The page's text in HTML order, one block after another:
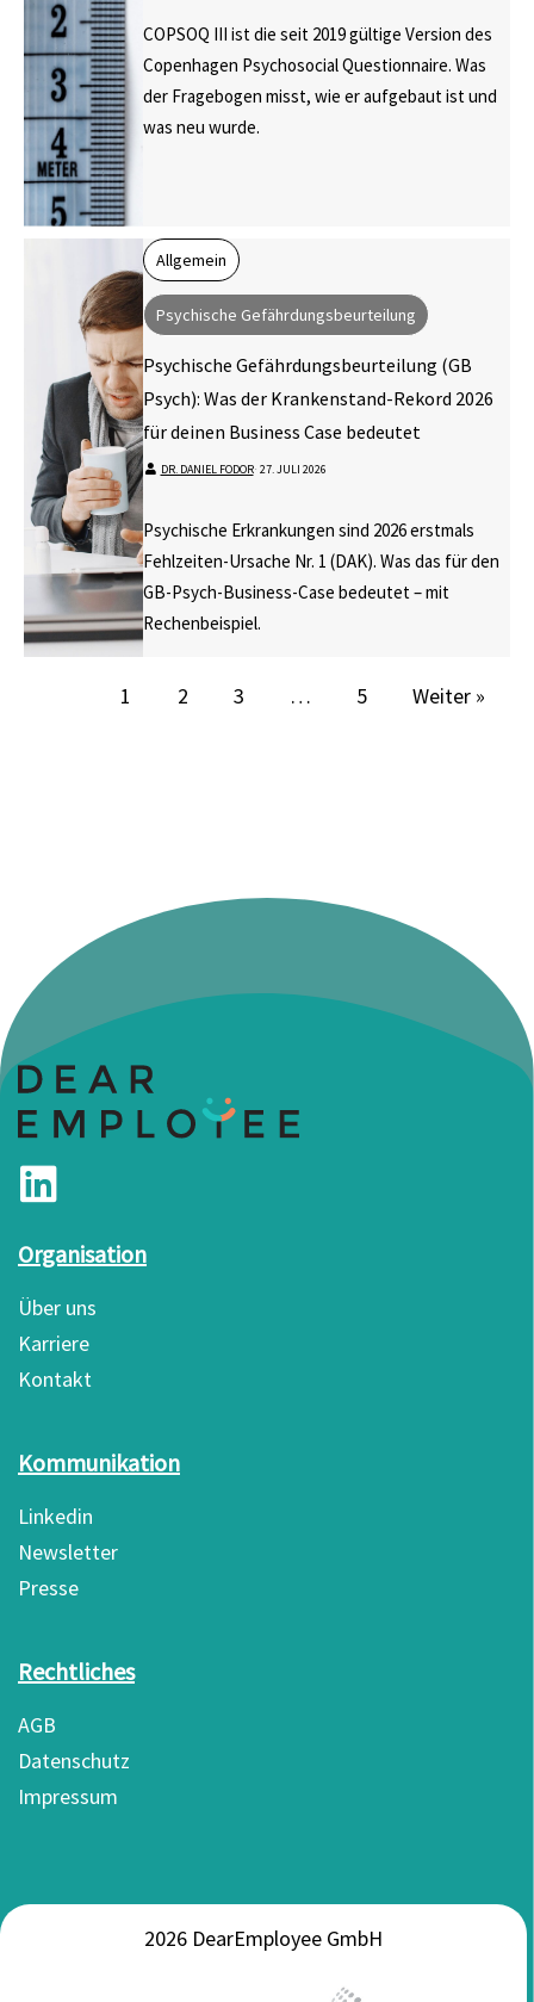
COPSOQ III ist die seit 2019 gültige Version des
Copenhagen Psychosocial Questionnaire. Was
der Fragebogen misst, wie er aufgebaut ist und
was neu wurde.
Allgemein
Psychische Gefährdungsbeurteilung
Psychische Gefährdungsbeurteilung (GB
Psych): Was der Krankenstand-Rekord 2026
für deinen Business Case bedeutet
DR. DANIEL FODOR⋅ 27. JULI 2026
Psychische Erkrankungen sind 2026 erstmals
Fehlzeiten-Ursache Nr. 1 (DAK). Was das für den
GB-Psych-Business-Case bedeutet – mit
Rechenbeispiel.
1 2 3 … 5 Weiter »
Organisation
Über uns
Karriere
Kontakt
Kommunikation
Linkedin
Newsletter
Presse
Rechtliches
AGB
Datenschutz
Impressum
2026 DearEmployee GmbH